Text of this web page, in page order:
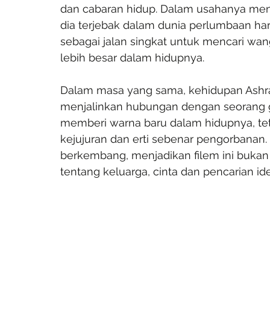
dan cabaran hidup. Dalam usahanya
dia terjebak dalam dunia perlumbaan
sebagai jalan singkat untuk mencari
lebih besar dalam hidupnya.
Dalam masa yang sama, kehidupan
menjalinkan hubungan dengan
memberi warna baru dalam hidupnya,
kejujuran dan erti sebenar
berkembang, menjadikan filem ini
tentang keluarga, cinta dan pencarian